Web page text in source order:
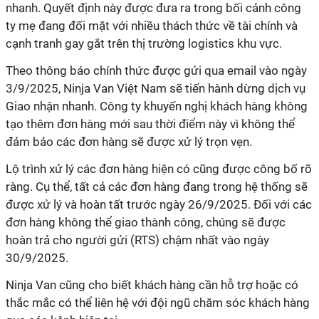
nhanh. Quyết định này được đưa ra trong bối cảnh công
ty mẹ đang đối mặt với nhiều thách thức về tài chính và
cạnh tranh gay gắt trên thị trường logistics khu vực.
Theo thông báo chính thức được gửi qua email vào ngày
3/9/2025, Ninja Van Việt Nam sẽ tiến hành dừng dịch vụ
Giao nhận nhanh. Công ty khuyến nghị khách hàng không
tạo thêm đơn hàng mới sau thời điểm này vì không thể
đảm bảo các đơn hàng sẽ được xử lý trọn vẹn.
Lộ trình xử lý các đơn hàng hiện có cũng được công bố rõ
ràng. Cụ thể, tất cả các đơn hàng đang trong hệ thống sẽ
được xử lý và hoàn tất trước ngày 26/9/2025. Đối với các
đơn hàng không thể giao thành công, chúng sẽ được
hoàn trả cho người gửi (RTS) chậm nhất vào ngày
30/9/2025.
Ninja Van cũng cho biết khách hàng cần hỗ trợ hoặc có
thắc mắc có thể liên hệ với đội ngũ chăm sóc khách hàng